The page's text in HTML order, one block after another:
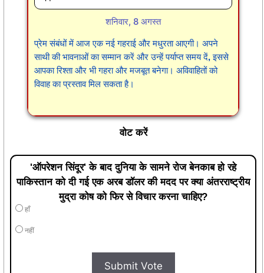
शनिवार, 8 अगस्त
प्रेम संबंधों में आज एक नई गहराई और मधुरता आएगी। अपने
साथी की भावनाओं का सम्मान करें और उन्हें पर्याप्त समय दें, इससे
आपका रिश्ता और भी गहरा और मजबूत बनेगा। अविवाहितों को
विवाह का प्रस्ताव मिल सकता है।
वोट करें
'ऑपरेशन सिंदूर' के बाद दुनिया के सामने रोज बेनकाब हो रहे
पाकिस्तान को दी गई एक अरब डॉलर की मदद पर क्या अंतरराष्ट्रीय
मुद्रा कोष को फिर से विचार करना चाहिए?
हाँ
नहीं
Submit Vote